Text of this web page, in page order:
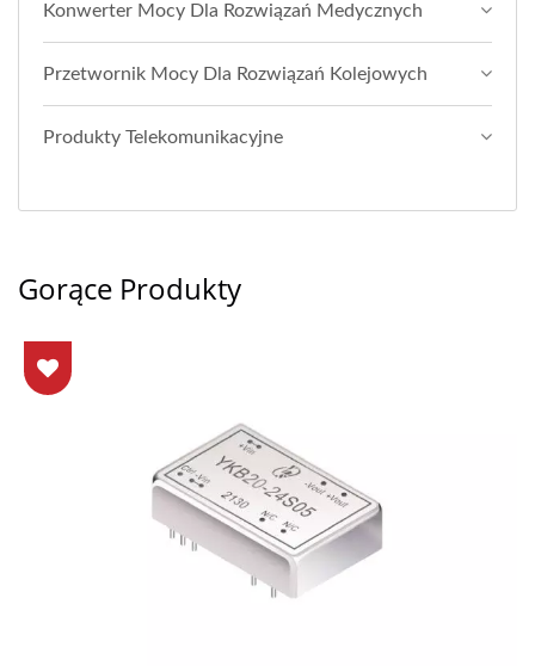
Konwerter Mocy Dla Rozwiązań Medycznych
Przetwornik Mocy Dla Rozwiązań Kolejowych
Produkty Telekomunikacyjne
Gorące Produkty